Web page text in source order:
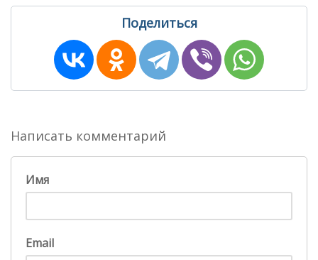
Поделиться
Написать комментарий
Имя
Email